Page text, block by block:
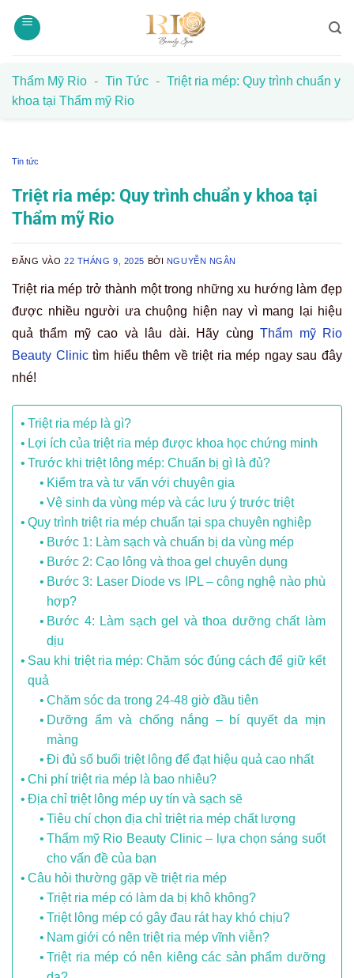
qua
Thẩm Mỹ Rio - Tin Tức - Triệt ria mép: Quy trình chuẩn y
khoa tại Thẩm mỹ Rio
Tin tức
Triệt ria mép: Quy trình chuẩn y khoa tại
Thẩm mỹ Rio
ĐĂNG VÀO22 THÁNG 9, 2025 BỞI NGUYỄN NGÂN
Triệt ria mép trở thành một trong những xu hướng làm đẹp
được nhiều người ưa chuộng hiện nay vì mang lại hiệu
quả thẩm mỹ cao và lâu dài. Hãy cùngThẩm mỹ Rio
Beauty Clinictìm hiểu thêm về triệt ria mép ngay sau đây
nhé!
Triệt ria mép là gì?
Lợi ích của triệt ria mép được khoa học chứng minh
Trước khi triệt lông mép: Chuẩn bị gì là đủ?
Kiểm tra và tư vấn với chuyên gia
Vệ sinh da vùng mép và các lưu ý trước triệt
Quy trình triệt ria mép chuẩn tại spa chuyên nghiệp
Bước 1: Làm sạch và chuẩn bị da vùng mép
Bước 2: Cạo lông và thoa gel chuyên dụng
Bước 3: Laser Diode vs IPL – công nghệ nào phù
hợp?
Bước 4: Làm sạch gel và thoa dưỡng chất làm
dịu
Sau khi triệt ria mép: Chăm sóc đúng cách để giữ kết
quả
Chăm sóc da trong 24-48 giờ đầu tiên
Dưỡng ẩm và chống nắng – bí quyết da mịn
màng
Đi đủ số buổi triệt lông để đạt hiệu quả cao nhất
Chi phí triệt ria mép là bao nhiêu?
Địa chỉ triệt lông mép uy tín và sạch sẽ
Tiêu chí chọn địa chỉ triệt ria mép chất lượng
Thẩm mỹ Rio Beauty Clinic – lựa chọn sáng suốt
cho vấn đề của bạn
Câu hỏi thường gặp về triệt ria mép
Triệt ria mép có làm da bị khô không?
Triệt lông mép có gây đau rát hay khó chịu?
Nam giới có nên triệt ria mép vĩnh viễn?
Triệt ria mép có nên kiêng các sản phẩm dưỡng